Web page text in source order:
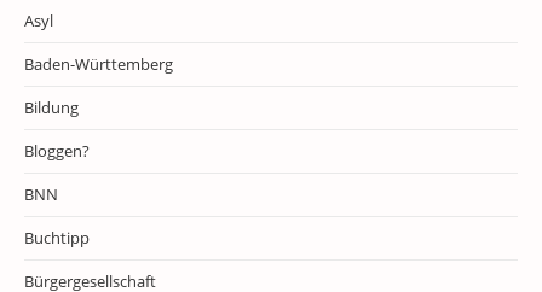
Asyl
Baden-Württemberg
Bildung
Bloggen?
BNN
Buchtipp
Bürgergesellschaft